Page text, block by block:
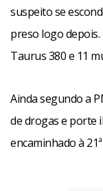
suspeito se
preso logo
Taurus 380 e 11
Ainda segundo a
de drogas e porte
encaminhado à